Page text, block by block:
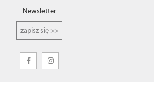
Newsletter
zapisz się >>